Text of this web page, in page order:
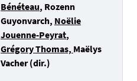
Bénéteau, Rozenn
Guyonvarch, Noëlie
Jouenne-Peyrat,
Grégory Thomas, Maëlys
Vacher (dir.)